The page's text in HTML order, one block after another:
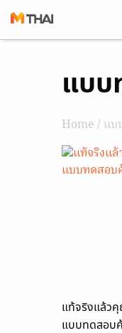
แบบ
Home/ แบ
แท้จริงแล้ว
แบบทดสอบ